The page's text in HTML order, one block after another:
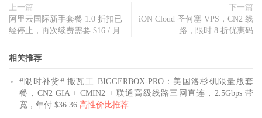
上一篇
阿里云国际新手套餐 1.0 折扣已
经停止，再次续费需要 $16 / 月
下一篇
iON Cloud 圣何塞 VPS，CN2 线
路，限时 8 折优惠码
相关推荐
#限时补货# 搬瓦工 BIGGERBOX-PRO：美国洛杉矶限量版套
餐，CN2 GIA + CMIN2 + 联通高级线路三网直连，2.5Gbps 带
宽，年付 $36.36 高性价比推荐